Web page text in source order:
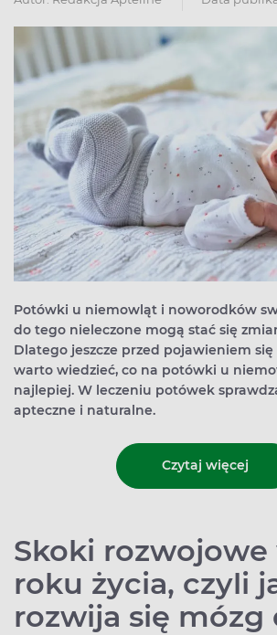
Potówki u niemowląt i noworodków
do tego nieleczone mogą stać się
Dlatego jeszcze przed pojawieniem
warto wiedzieć, co na potówki u
najlepiej. W leczeniu potówek
apteczne i naturalne.
Czytaj więcej
Skoki rozwojowe
roku życia, czyli
rozwija się mózg